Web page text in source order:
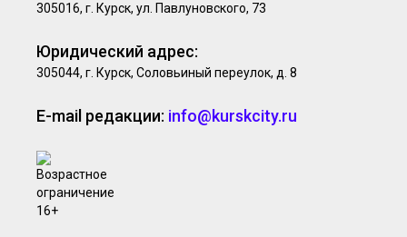
305016, г. Курск, ул. Павлуновского, 73
Юридический адрес:
305044, г. Курск, Соловьиный переулок, д. 8
E-mail редакции: info@kurskcity.ru